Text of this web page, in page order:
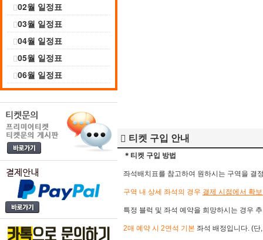
02월 일정표
03월 일정표
04월 일정표
05월 일정표
06월 일정표
티켓 구입 안내
＊티켓 구입 방법
좌석배치표를 참고하여 원하시는 구역을 결
구역 내 상세 좌석의 경우 결제 시점에서 확
특정 블럭 및 좌석 예약을 희망하시는 경우
2매 예약 시 2연석 기본 좌석 배정입니다. (